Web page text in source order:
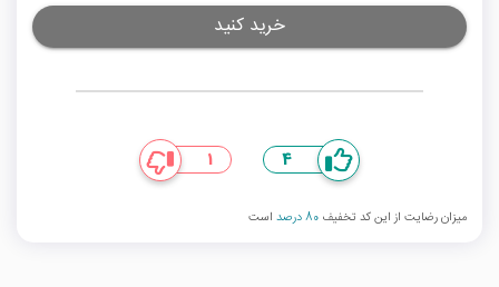
خرید کنید
4
1
میزان رضایت از این کد تخفیف 80 درصد است